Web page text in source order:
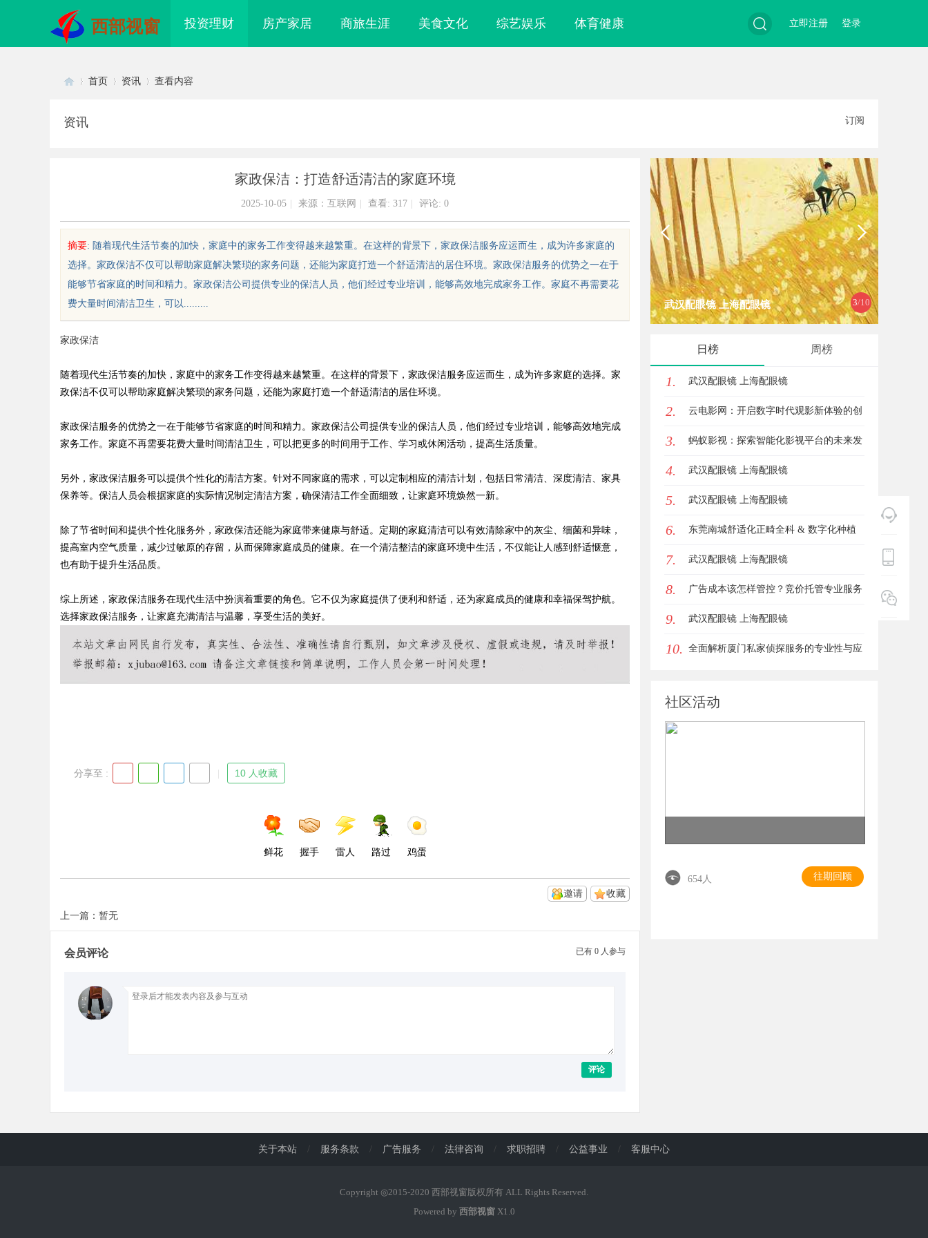
西部视窗 投资理财 房产家居 商旅生涯 美食文化 综艺娱乐 体育健康 登录
立即注册
sc
!
首页 资讯 查看内容
资讯 订阅
家政保洁：打造舒适清洁的家庭环境
2025-10-05 来源：互联网 查看: 317 评论: 0
摘要: 随着现代生活节奏的加快，家庭中的家务工作变得越来越繁重。在这样的背景下，家政保洁服务应运而生，成为许多家庭的
选择。家政保洁不仅可以帮助家庭解决繁琐的家务问题，还能为家庭打造一个舒适清洁的居住环境。家政保洁服务的优势之一在于
能够节省家庭的时间和精力。家政保洁公司提供专业的保洁人员，他们经过专业培训，能够高效地完成家务工作。家庭不再需要花
费大量时间清洁卫生，可以.........
家政保洁
随着现代生活节奏的加快，家庭中的家务工作变得越来越繁重。在这样的背景下，家政保洁服务应运而生，成为许多家庭的选择。家
政保洁不仅可以帮助家庭解决繁琐的家务问题，还能为家庭打造一个舒适清洁的居住环境。
家政保洁服务的优势之一在于能够节省家庭的时间和精力。家政保洁公司提供专业的保洁人员，他们经过专业培训，能够高效地完成
家务工作。家庭不再需要花费大量时间清洁卫生，可以把更多的时间用于工作、学习或休闲活动，提高生活质量。
另外，家政保洁服务可以提供个性化的清洁方案。针对不同家庭的需求，可以定制相应的清洁计划，包括日常清洁、深度清洁、家具
保养等。保洁人员会根据家庭的实际情况制定清洁方案，确保清洁工作全面细致，让家庭环境焕然一新。
除了节省时间和提供个性化服务外，家政保洁还能为家庭带来健康与舒适。定期的家庭清洁可以有效清除家中的灰尘、细菌和异味，
提高室内空气质量，减少过敏原的存留，从而保障家庭成员的健康。在一个清洁整洁的家庭环境中生活，不仅能让人感到舒适惬意，
也有助于提升生活品质。
综上所述，家政保洁服务在现代生活中扮演着重要的角色。它不仅为家庭提供了便利和舒适，还为家庭成员的健康和幸福保驾护航。
选择家政保洁服务，让家庭充满清洁与温馨，享受生活的美好。
分享至 : 10 人收藏
鲜花 握手 雷人 路过 鸡蛋
收藏
邀请
上一篇：暂无
已有 0 人参与
会员评论
评论
3/10
析2828电影网：海量影视资源 武汉配眼镜 上海配眼镜
日榜 周榜
1. 武汉配眼镜 上海配眼镜
2. 云电影网：开启数字时代观影新体验的创
新平台
3. 蚂蚁影视：探索智能化影视平台的未来发
展路径
4. 武汉配眼镜 上海配眼镜
5. 武汉配眼镜 上海配眼镜
6. 东莞南城舒适化正畸全科 & 数字化种植
诊疗专业指南
7. 武汉配眼镜 上海配眼镜
8. 广告成本该怎样管控？竞价托管专业服务
商俐麸科技
9. 武汉配眼镜 上海配眼镜
10. 全面解析厦门私家侦探服务的专业性与应
社区活动
654人 往期回顾
关于本站 / 服务条款 / 广告服务 / 法律咨询 / 求职招聘 / 公益事业 / 客服中心
Copyright ◎2015-2020 西部视窗版权所有 ALL Rights Reserved.
Powered by 西部视窗 X1.0